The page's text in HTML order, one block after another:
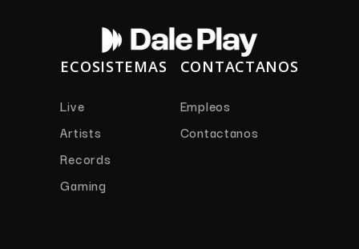
ECOSISTEMAS
Live
Artists
Records
Gaming
CONTACTANOS
Empleos
Contactanos